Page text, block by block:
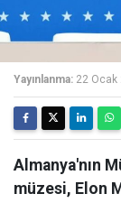
Yayınlanma: 22 Ocak
Almanya'nın
müzesi, Elon